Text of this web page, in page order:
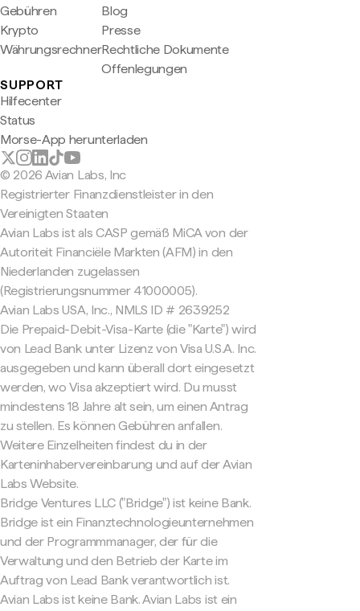
Gebühren
Krypto
Währungsrechner
Blog
Presse
Rechtliche Dokumente
Offenlegungen
SUPPORT
Hilfecenter
Status
Morse-App herunterladen
© 2026 Avian Labs, Inc
Registrierter Finanzdienstleister in den
Vereinigten Staaten
Avian Labs ist als CASP gemäß MiCA von der
Autoriteit Financiële Markten (AFM) in den
Niederlanden zugelassen
(Registrierungsnummer 41000005).
Avian Labs USA, Inc., NMLS ID # 2639252
Die Prepaid-Debit-Visa-Karte (die "Karte") wird
von Lead Bank unter Lizenz von Visa U.S.A. Inc.
ausgegeben und kann überall dort eingesetzt
werden, wo Visa akzeptiert wird. Du musst
mindestens 18 Jahre alt sein, um einen Antrag
zu stellen. Es können Gebühren anfallen.
Weitere Einzelheiten findest du in der
Karteninhabervereinbarung und auf der Avian
Labs Website.
Bridge Ventures LLC ("Bridge") ist keine Bank.
Bridge ist ein Finanztechnologieunternehmen
und der Programmmanager, der für die
Verwaltung und den Betrieb der Karte im
Auftrag von Lead Bank verantwortlich ist.
Avian Labs ist keine Bank. Avian Labs ist ein